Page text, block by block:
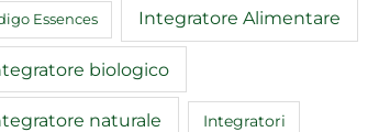
Essences Integratore Alimentare
biologico
naturale Integratori